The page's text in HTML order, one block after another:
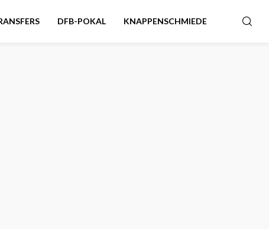
DFB-POKAL KNAPPENSCHMIEDE